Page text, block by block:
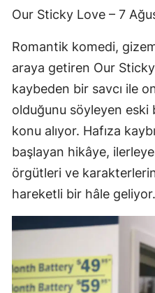
Our Sticky Love – 7
Romantik komedi,
araya getiren Our Sticky
kaybeden bir savcı ile
olduğunu söyleyen
konu alıyor. Hafıza
başlayan hikâye,
örgütleri ve
hareketli bir hâle geliyor.